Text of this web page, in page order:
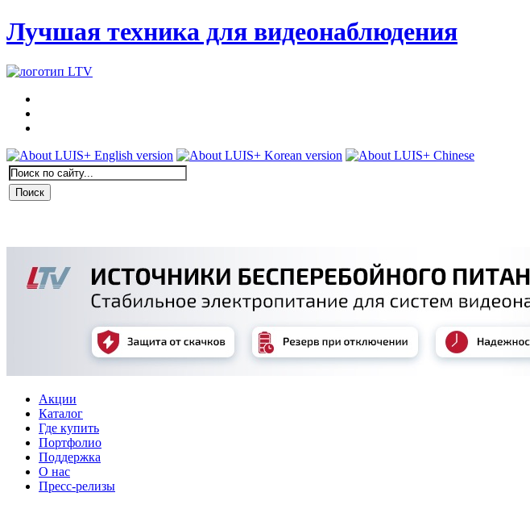
Лучшая техника для видеонаблюдения
Акции
Каталог
Где купить
Портфолио
Поддержка
О нас
Пресс-релизы